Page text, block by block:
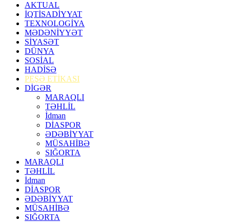
AKTUAL
İQTİSADİYYAT
TEXNOLOGİYA
MƏDƏNİYYƏT
SİYASƏT
DÜNYA
SOSİAL
HADİSƏ
PEŞƏ ETİKASI
DİGƏR
MARAQLI
TƏHLİL
İdman
DİASPOR
ƏDƏBİYYAT
MÜSAHİBƏ
SIĞORTA
MARAQLI
TƏHLİL
İdman
DİASPOR
ƏDƏBİYYAT
MÜSAHİBƏ
SIĞORTA